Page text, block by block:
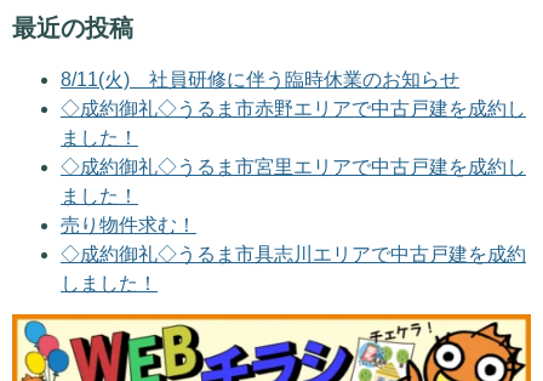
最近の投稿
8/11(火) 社員研修に伴う臨時休業のお知らせ
◇成約御礼◇うるま市赤野エリアで中古戸建を成約し
ました！
◇成約御礼◇うるま市宮里エリアで中古戸建を成約し
ました！
売り物件求む！
◇成約御礼◇うるま市具志川エリアで中古戸建を成約
しました！